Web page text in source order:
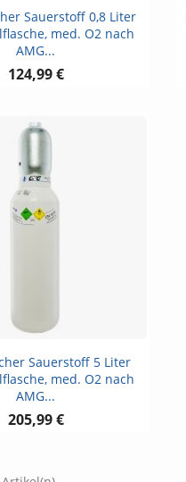
Vorschau
Sauerstoff 0,8 Liter
med. O2 nach
AMG...
124,99 €
Vorschau
Sauerstoff 5 Liter
med. O2 nach
AMG...
205,99 €